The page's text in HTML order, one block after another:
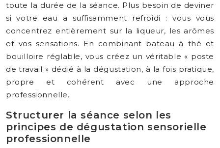
toute la durée de la séance. Plus besoin de deviner
si votre eau a suffisamment refroidi : vous vous
concentrez entièrement sur la liqueur, les arômes
et vos sensations. En combinant bateau à thé et
bouilloire réglable, vous créez un véritable « poste
de travail » dédié à la dégustation, à la fois pratique,
propre et cohérent avec une approche
professionnelle.
Structurer la séance selon les
principes de dégustation sensorielle
professionnelle